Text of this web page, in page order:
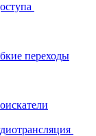
переходы